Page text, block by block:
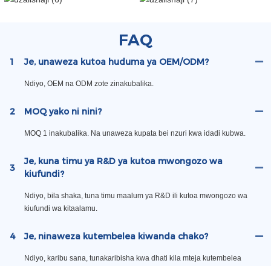
FAQ
1 Je, unaweza kutoa huduma ya OEM/ODM?
Ndiyo, OEM na ODM zote zinakubalika.
2 MOQ yako ni nini?
MOQ 1 inakubalika. Na unaweza kupata bei nzuri kwa idadi kubwa.
3
Je, kuna timu ya R&D ya kutoa mwongozo wa
kiufundi?
Ndiyo, bila shaka, tuna timu maalum ya R&D ili kutoa mwongozo wa
kiufundi wa kitaalamu.
4 Je, ninaweza kutembelea kiwanda chako?
Ndiyo, karibu sana, tunakaribisha kwa dhati kila mteja kutembelea